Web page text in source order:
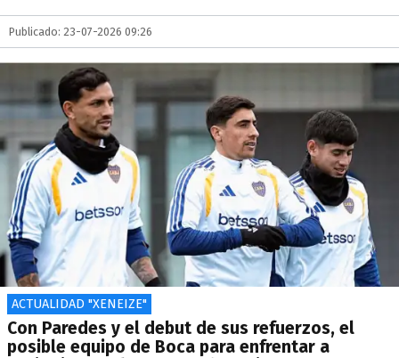
Publicado: 23-07-2026 09:26
ACTUALIDAD "XENEIZE"
Con Paredes y el debut de sus refuerzos, el
posible equipo de Boca para enfrentar a